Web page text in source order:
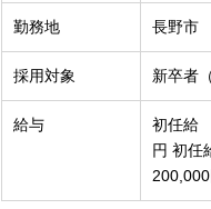
勤務地 長野市
採用対象 新卒者
給与
初任
円 初
200,000